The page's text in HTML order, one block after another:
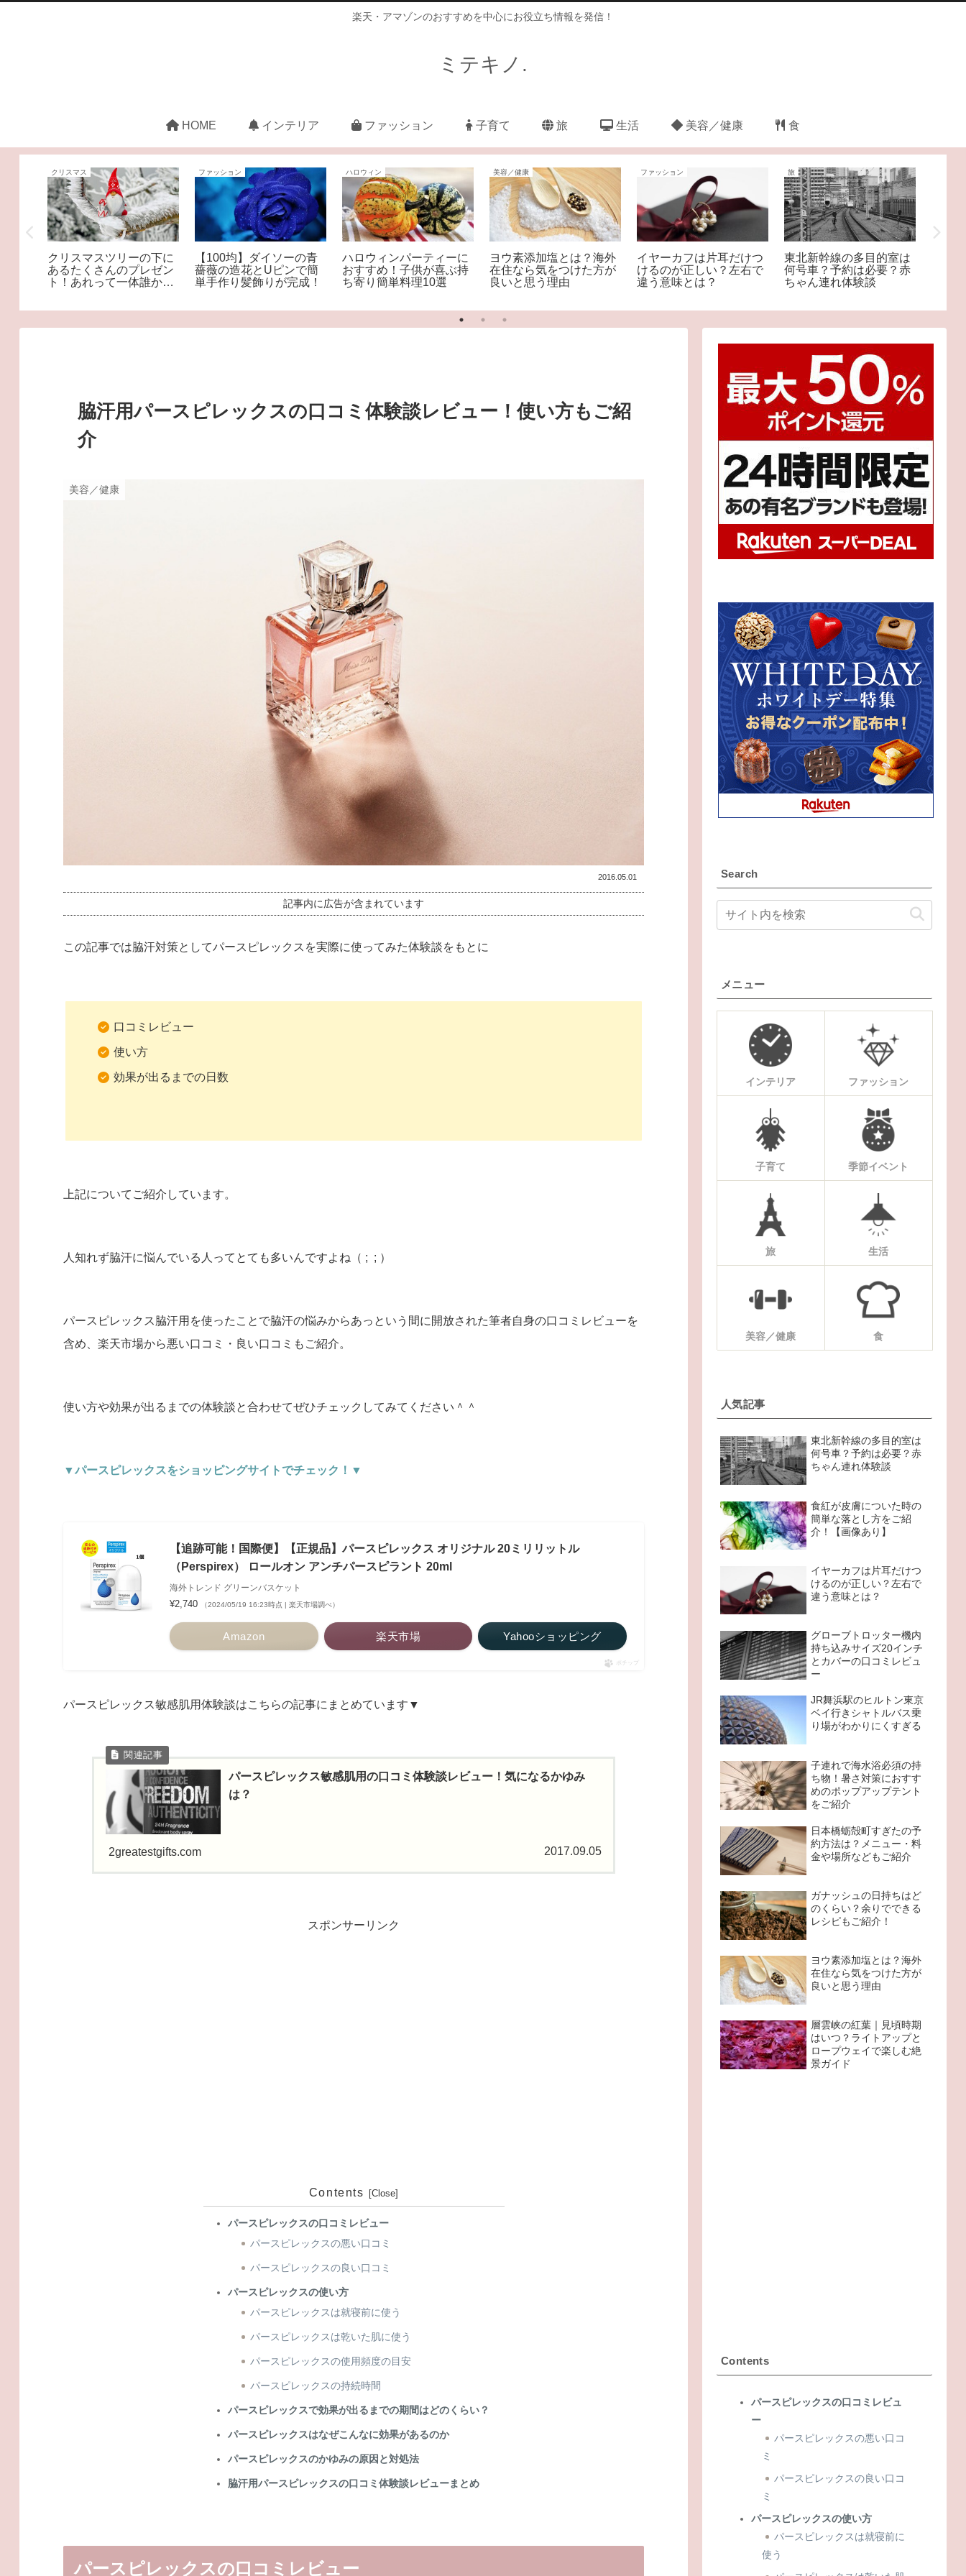
楽天・アマゾンのおすすめを中心にお役立ち情報を発信！
ミテキノ.
HOME インテリア ファッション 子育て 旅 生活 美容／健康 食
クリスマス
クリスマスツリーの下に
あるたくさんのプレゼン
ト！あれって一体誰から
ファッション
【100均】ダイソーの青
薔薇の造花とUピンで簡
単手作り髪飾りが完成！
ハロウィン
ハロウィンパーティーに
おすすめ！子供が喜ぶ持
ち寄り簡単料理10選
美容／健康
ヨウ素添加塩とは？海外
在住なら気をつけた方が
良いと思う理由
ファッション
イヤーカフは片耳だけつ
けるのが正しい？左右で
違う意味とは？
旅
東北新幹線の多目的室は
何号車？予約は必要？赤
ちゃん連れ体験談
脇汗用パースピレックスの口コミ体験談レビュー！使い方もご紹
介
美容／健康
2016.05.01
記事内に広告が含まれています
この記事では脇汗対策としてパースピレックスを実際に使ってみた体験談をもとに
口コミレビュー
使い方
効果が出るまでの日数
上記についてご紹介しています。
人知れず脇汗に悩んでいる人ってとても多いんですよね（ ; ; ）
パースピレックス脇汗用を使ったことで脇汗の悩みからあっという間に開放された筆者自身の口コミレビューを
含め、楽天市場から悪い口コミ・良い口コミもご紹介。
使い方や効果が出るまでの体験談と合わせてぜひチェックしてみてください＾＾
▼パースピレックスをショッピングサイトでチェック！▼
【追跡可能！国際便】【正規品】パースピレックス オリジナル 20ミリリットル
（Perspirex） ロールオン アンチパースピラント 20ml
海外トレンド グリーンバスケット
¥2,740 （2024/05/19 16:23時点 | 楽天市場調べ）
Amazon 楽天市場 Yahooショッピング
ポチップ
パースピレックス敏感肌用体験談はこちらの記事にまとめています▼
パースピレックス敏感肌用の口コミ体験談レビュー！気になるかゆみ
は？
2greatestgifts.com 2017.09.05
スポンサーリンク
Contents
パースピレックスの口コミレビュー
パースピレックスの悪い口コミ
パースピレックスの良い口コミ
パースピレックスの使い方
パースピレックスは就寝前に使う
パースピレックスは乾いた肌に使う
パースピレックスの使用頻度の目安
パースピレックスの持続時間
パースピレックスで効果が出るまでの期間はどのくらい？
パースピレックスはなぜこんなに効果があるのか
パースピレックスのかゆみの原因と対処法
脇汗用パースピレックスの口コミ体験談レビューまとめ
パースピレックスの口コミレビュー
Search
メニュー
インテリア ファッション
子育て 季節イベント
旅 生活
美容／健康 食
人気記事
東北新幹線の多目的室は
何号車？予約は必要？赤
ちゃん連れ体験談
食紅が皮膚についた時の
簡単な落とし方をご紹
介！【画像あり】
イヤーカフは片耳だけつ
けるのが正しい？左右で
違う意味とは？
グローブトロッター機内
持ち込みサイズ20インチ
とカバーの口コミレビュ
ー
JR舞浜駅のヒルトン東京
ベイ行きシャトルバス乗
り場がわかりにくすぎる
子連れで海水浴必須の持
ち物！暑さ対策におすす
めのポップアップテント
をご紹介
日本橋蛎殻町すぎたの予
約方法は？メニュー・料
金や場所などもご紹介
ガナッシュの日持ちはど
のくらい？余りでできる
レシピもご紹介！
ヨウ素添加塩とは？海外
在住なら気をつけた方が
良いと思う理由
層雲峡の紅葉｜見頃時期
はいつ？ライトアップと
ロープウェイで楽しむ絶
景ガイド
Contents
パースピレックスの口コミレビュ
ー
パースピレックスの悪い口コ
ミ
パースピレックスの良い口コ
ミ
パースピレックスの使い方
パースピレックスは就寝前に
使う